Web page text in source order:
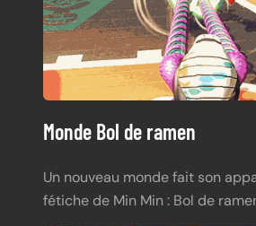
Monde Bol de ramen
Un nouveau monde fait son
fétiche de Min Min : Bol de